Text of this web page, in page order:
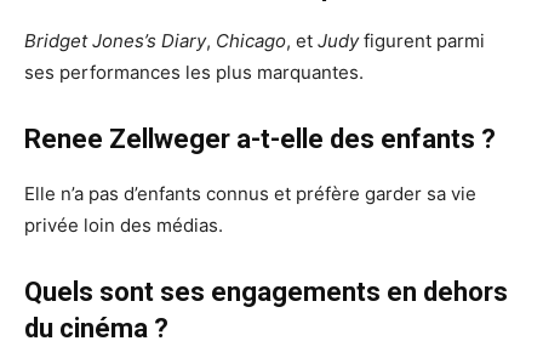
Bridget Jones’s Diary, Chicago, et Judyfigurent parmi
ses performances les plus marquantes.
Renee Zellweger a-t-elle des enfants ?
Elle n’a pas d’enfants connus et préfère garder sa vie
privée loin des médias.
Quels sont ses engagements en dehors
du cinéma ?